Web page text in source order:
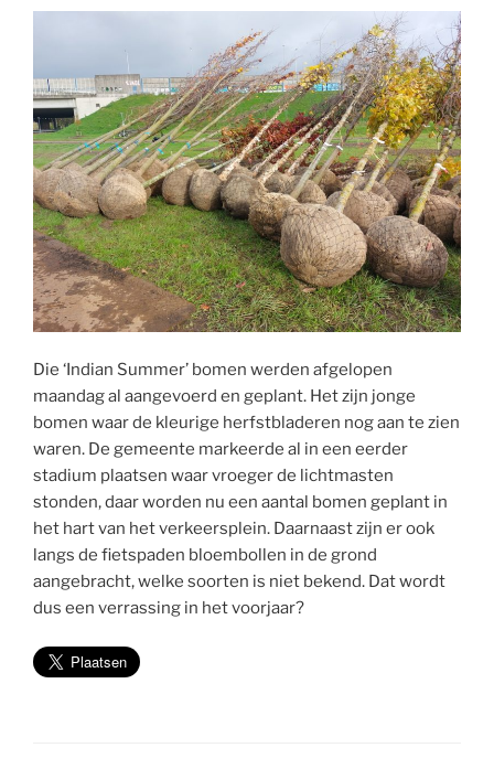
Die ‘Indian Summer’ bomen werden afgelopen
maandag al aangevoerd en geplant. Het zijn jonge
bomen waar de kleurige herfstbladeren nog aan te zien
waren. De gemeente markeerde al in een eerder
stadium plaatsen waar vroeger de lichtmasten
stonden, daar worden nu een aantal bomen geplant in
het hart van het verkeersplein. Daarnaast zijn er ook
langs de fietspaden bloembollen in de grond
aangebracht, welke soorten is niet bekend. Dat wordt
dus een verrassing in het voorjaar?